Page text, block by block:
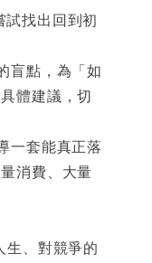
試找出回到初
盲點，為「如
體建議，切
一套能真正落
消費、大量
生、對競爭的